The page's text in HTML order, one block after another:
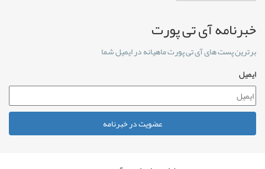
خبرنامه آی تی پورت
برترین پست های آی تی پورت ماهیانه در ایمیل شما
ایمیل
عضویت در خبرنامه